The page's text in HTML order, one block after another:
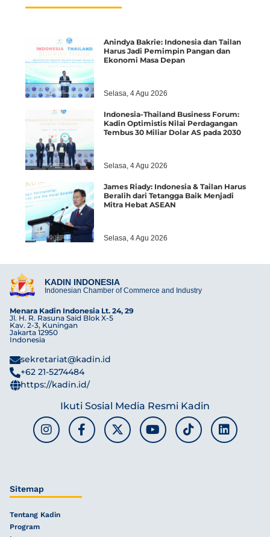
Anindya Bakrie: Indonesia dan Tailan
Harus Jadi Pemimpin Pangan dan
Ekonomi Masa Depan
Selasa, 4 Agu 2026
Indonesia-Thailand Business Forum:
Kadin Optimistis Nilai Perdagangan
Tembus 30 Miliar Dolar AS pada 2030
Selasa, 4 Agu 2026
James Riady: Indonesia & Tailan Harus
Beralih dari Tetangga Baik Menjadi
Mitra Hebat ASEAN
Selasa, 4 Agu 2026
KADIN INDONESIA
Indonesian Chamber of Commerce and Industry
Menara Kadin Indonesia Lt. 24, 29
Jl. H. R. Rasuna Said Blok X-5
Kav. 2-3, Kuningan
Jakarta 12950
Indonesia
sekretariat@kadin.id
+62 21-5274484
https://kadin.id/
Ikuti Sosial Media Resmi Kadin
Sitemap
Tentang Kadin
Program